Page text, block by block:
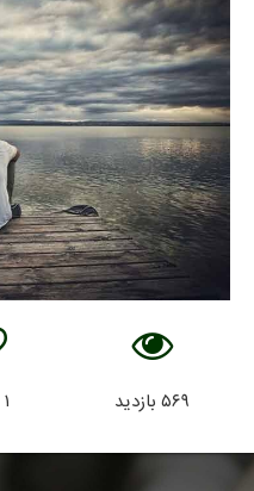
۵۶۹بازدید ۱